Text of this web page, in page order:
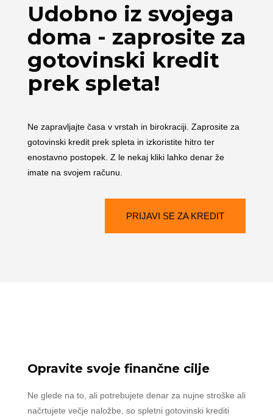
Udobno iz svojega
doma - zaprosite za
gotovinski kredit
prek spleta!
Ne zapravljajte časa v vrstah in birokraciji. Zaprosite za
gotovinski kredit prek spleta in izkoristite hitro ter
enostavno postopek. Z le nekaj kliki lahko denar že
imate na svojem računu.
PRIJAVI SE ZA KREDIT
Opravite svoje finančne cilje
Ne glede na to, ali potrebujete denar za nujne stroške ali
načrtujete večje naložbe, so spletni gotovinski krediti